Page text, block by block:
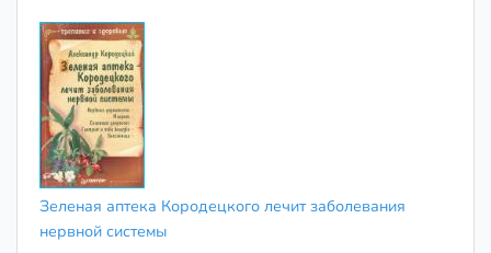
Зеленая аптека Кородецкого лечит заболевания
нервной системы